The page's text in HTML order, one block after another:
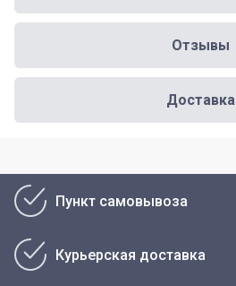
Отзывы
Доставка
Пункт самовывоза
Курьерская доставка